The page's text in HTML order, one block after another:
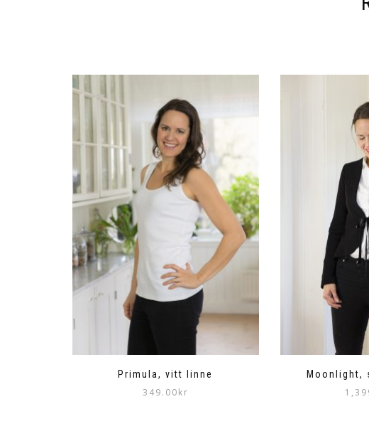
Primula, vitt linne
349.00kr
Moonlight,